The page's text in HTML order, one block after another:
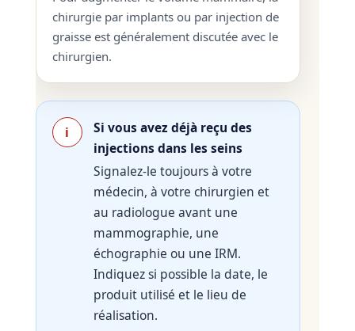
chirurgie par implants ou par injection de
graisse est généralement discutée avec le
chirurgien.
i
Si vous avez déjà reçu des
injections dans les seins
Signalez-le toujours à votre
médecin, à votre chirurgien et
au radiologue avant une
mammographie, une
échographie ou une IRM.
Indiquez si possible la date, le
produit utilisé et le lieu de
réalisation.